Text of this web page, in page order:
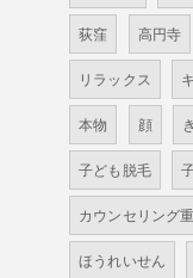
荻窪 高円寺
リラックス
本物 顔
子ども脱毛
カウンセリング
ほうれいせん